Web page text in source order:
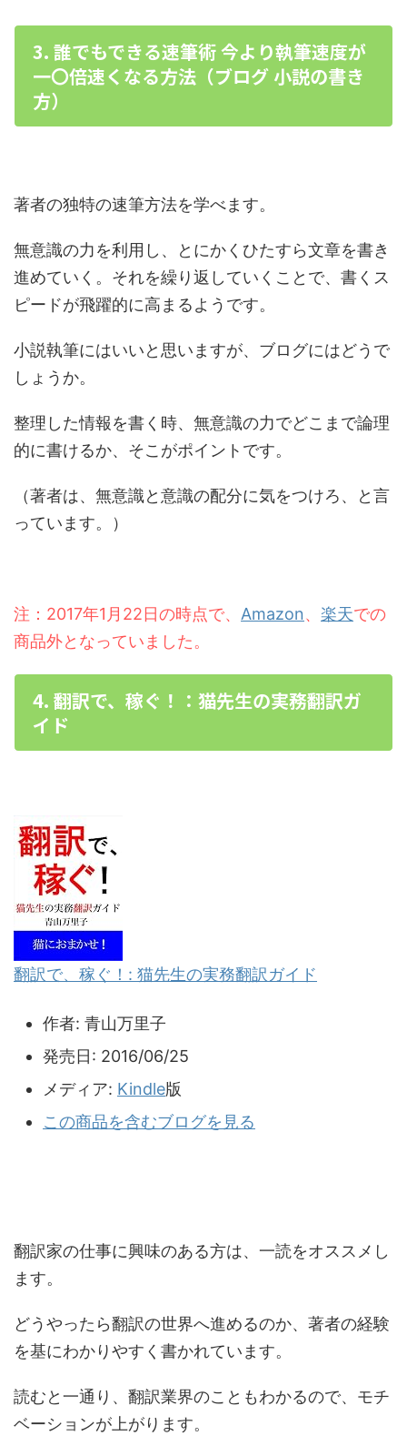
3. 誰でもできる速筆術 今より執筆速度が
一〇倍速くなる方法（ブログ 小説の書き
方）
著者の独特の速筆方法を学べます。
無意識の力を利用し、とにかくひたすら文章を書き
進めていく。それを繰り返していくことで、書くス
ピードが飛躍的に高まるようです。
小説執筆にはいいと思いますが、ブログにはどうで
しょうか。
整理した情報を書く時、無意識の力でどこまで論理
的に書けるか、そこがポイントです。
（著者は、無意識と意識の配分に気をつけろ、と言
っています。）
注：2017年1月22日の時点で、 Amazon、 楽天での
商品外となっていました。
4. 翻訳で、稼ぐ！：猫先生の実務翻訳ガ
イド
翻訳で、稼ぐ！: 猫先生の実務翻訳ガイド
作者: 青山万里子
発売日: 2016/06/25
メディア: Kindle版
この商品を含むブログを見る
翻訳家の仕事に興味のある方は、一読をオススメし
ます。
どうやったら翻訳の世界へ進めるのか、著者の経験
を基にわかりやすく書かれています。
読むと一通り、翻訳業界のこともわかるので、モチ
ベーションが上がります。